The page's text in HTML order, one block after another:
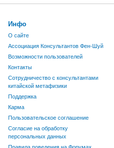
Инфо
О сайте
Ассоциация Консультантов Фен-Шуй
Возможности пользователей
Контакты
Сотрудничество с консультантами
китайской метафизики
Поддержка
Карма
Пользовательское соглашение
Согласие на обработку
персональных данных
Правила поведения на Форумах